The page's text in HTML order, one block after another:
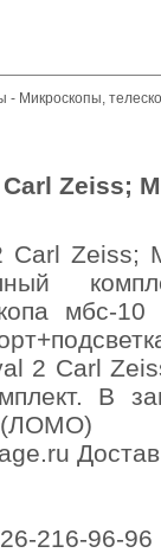
- Микроскопы,
Zeiss;
мбс-
2 Carl
В
8-
216-96-96